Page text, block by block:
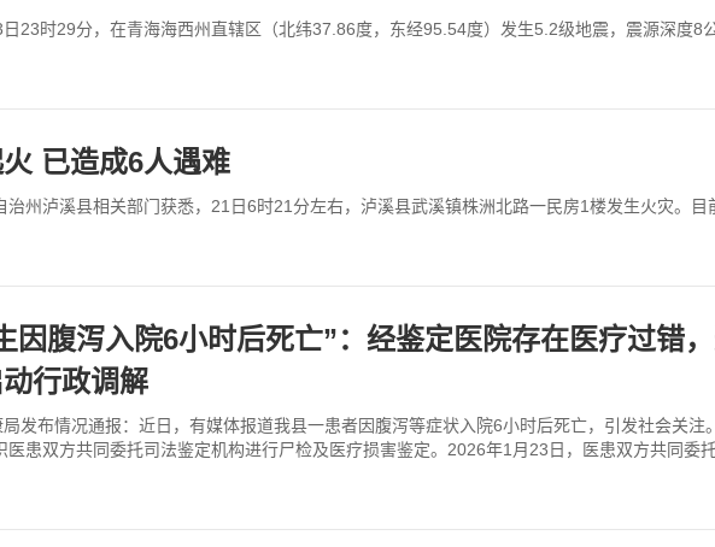
23时29分，在青海海西州直辖区（北纬37.86度，东经95.54度）发生5.2级地震，震源深度8公
已造成6人遇难
州泸溪县相关部门获悉，21日6时21分左右，泸溪县武溪镇株洲北路一民房1楼发生火灾。目
因腹泻入院6小时后死亡”：经鉴定医院存在医疗过错
行政调解
发布情况通报：近日，有媒体报道我县一患者因腹泻等症状入院6小时后死亡，引发社会关
医患双方共同委托司法鉴定机构进行尸检及医疗损害鉴定。2026年1月23日，医患双方共同委